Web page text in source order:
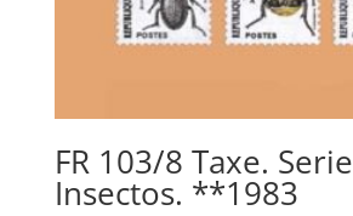
FR 103/8 Taxe. Serie
Insectos. **1983